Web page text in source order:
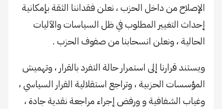
الإصلاح من داخل الحزب ، نعلن فقداننا الثقة بإمكانية
إحداث التغيير المطلوب في ظل السياسات والآليات
الحالية ، ونعلن انسحابنا من صفوف الحزب .
ويستند قرارنا إلى استمرار حالة التفرد بالقرار ، وتهميش
المؤسسات الحزبية ، وتراجع استقلالية القرار السياسي ،
وغياب الشفافية و ورفض إجراء مراجعة نقدية جادة ،